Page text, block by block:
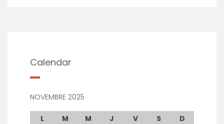
Calendar
NOVEMBRE 2025
L M M J V S
D